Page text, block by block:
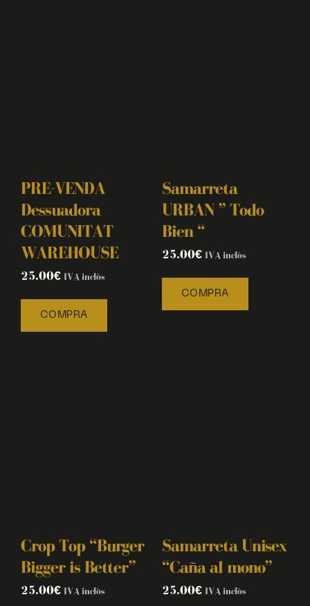
PRE-VENDA
Dessuadora
COMUNITAT
WAREHOUSE
25.00€ IVA inclòs
COMPRA
Samarreta
URBAN ” Todo
Bien “
25.00€ IVA inclòs
COMPRA
Crop Top “Burger
Bigger is Better”
25.00€ IVA inclòs
Samarreta Unisex
“Caña al mono”
25.00€ IVA inclòs